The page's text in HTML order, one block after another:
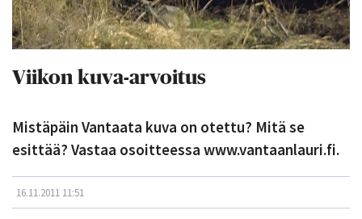
Viikon kuva-arvoitus
Mistäpäin Vantaata kuva on otettu? Mitä se
esittää? Vastaa osoitteessa www.vantaanlauri.fi.
16.11.2011 11:51